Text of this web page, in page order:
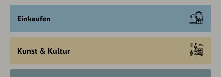
Einkaufen
Kunst & Kultur